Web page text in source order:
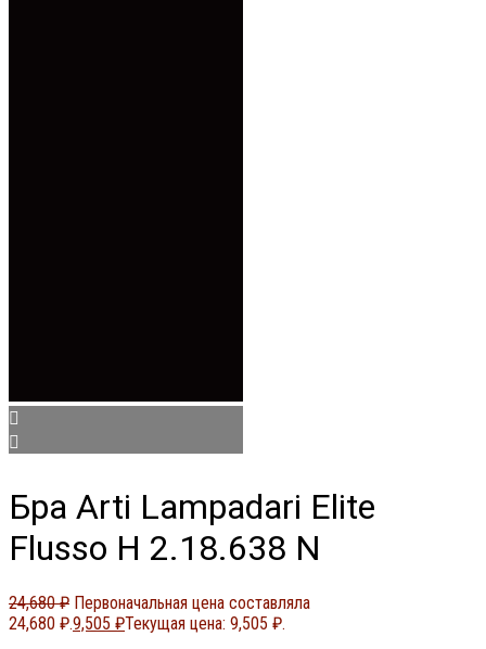
Бра Arti Lampadari Elite
Flusso H 2.18.638 N
24,680₽ Первоначальная цена составляла
24,680 ₽.9,505 ₽Текущая цена: 9,505 ₽.